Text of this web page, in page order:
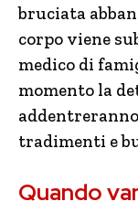
bruciata
corpo viene
medico di
momento la
tradimenti e
Quando